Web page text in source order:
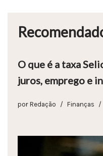
O que é a taxa
juros, emprego e
por Redação Finanças